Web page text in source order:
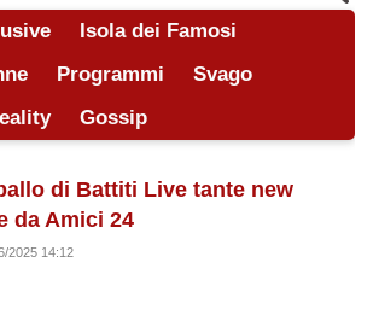
Isola dei Famosi
Programmi
Svago
Gossip
di Battiti Live tante new
da Amici 24
2025 14:12